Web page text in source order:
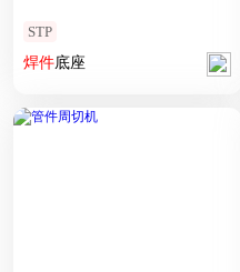
STP
焊件底座